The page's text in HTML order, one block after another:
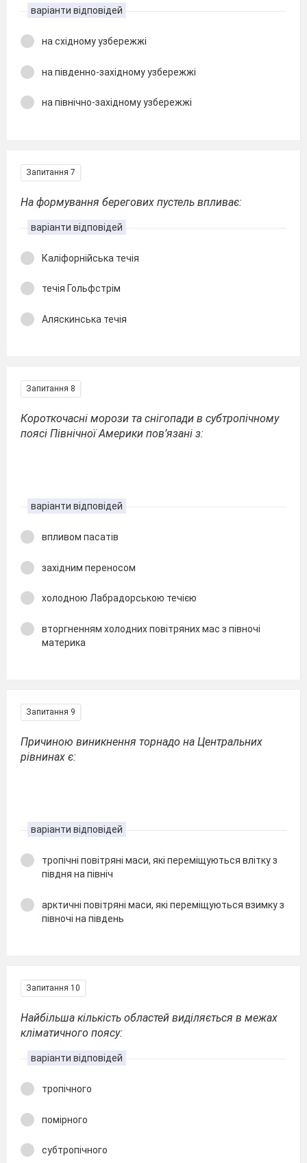
варіанти відповідей
на східному узбережжі
на південно-західному узбережжі
на північно-західному узбережжі
Запитання 7
На формування берегових пустель впливає:
варіанти відповідей
Каліфорнійська течія
течія Гольфстрім
Аляскинська течія
Запитання 8
Короткочасні морози та снігопади в субтропічному
поясі Північної Америки пов’язані з:
варіанти відповідей
впливом пасатів
західним переносом
холодною Лабрадорською течією
вторгненням холодних повітряних мас з півночі
материка
Запитання 9
Причиною виникнення торнадо на Центральних
рівнинах є:
варіанти відповідей
тропічні повітряні маси, які переміщуються влітку з
півдня на північ
арктичні повітряні маси, які переміщуються взимку з
півночі на південь
Запитання 10
Найбільша кількість областей виділяється в межах
кліматичного поясу:
варіанти відповідей
тропічного
помірного
субтропічного